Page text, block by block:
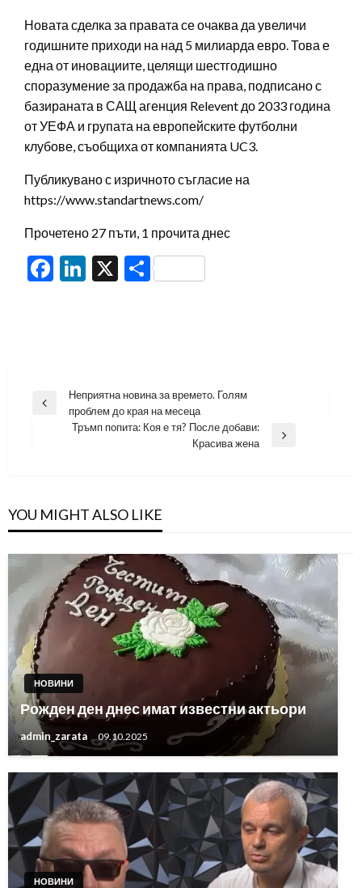
Новата сделка за правата се очаква да увеличи
годишните приходи на над 5 милиарда евро. Това е
една от иновациите, целящи шестгодишно
споразумение за продажба на права, подписано с
базираната в САЩ агенция Relevent до 2033 година
от УЕФА и групата на европейските футболни
клубове, съобщиха от компанията UC3.
Публикувано с изричното съгласие на
https://www.standartnews.com/
Прочетено 27 пъти, 1 прочита днес
Facebook
LinkedIn
X Share
Навигация
Previous
Неприятна новина за времето. Голям
проблем до края на месеца
Тръмп попита: Коя е тя? После добави:
Красива жена
YOU MIGHT ALSO LIKE
НОВИНИ
Рожден ден днес имат известни актьори
admin_zarata 09.10.2025
НОВИНИ